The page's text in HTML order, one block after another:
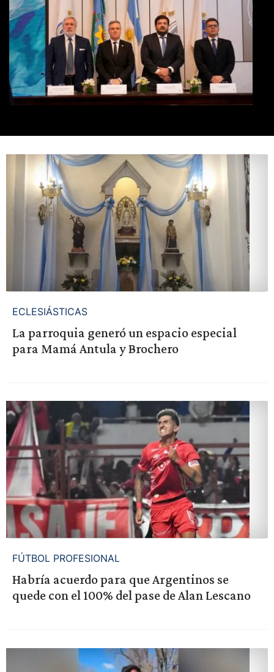
ECLESIÁSTICAS
La parroquia generó un espacio especial
para Mamá Antula y Brochero
FÚTBOL PROFESIONAL
Habría acuerdo para que Argentinos se
quede con el 100% del pase de Alan Lescano